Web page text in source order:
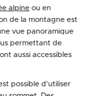
alpine ou en
de la montagne est
vue panoramique
permettant de
aussi accessibles
possible d’utiliser